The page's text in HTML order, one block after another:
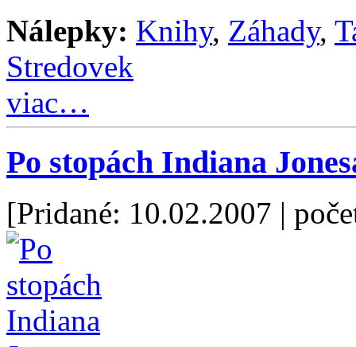
Nálepky: Knihy, Záhady,
Stredovek
viac…
Po stopách Indiana
[Pridané: 10.02.2007 |